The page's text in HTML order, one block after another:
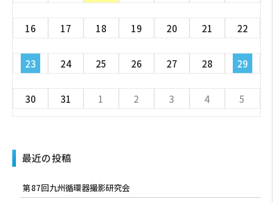
16 17 18 19 20 21 22
23 24 25 26 27 28 29
30 31 1 2 3 4 5
最近の投稿
第87回九州循環器撮影研究会